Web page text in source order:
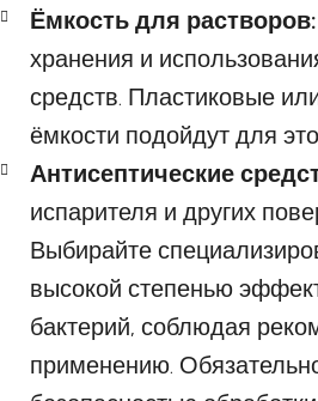
Ёмкость для растворов:
хранения и
средств. Пластиковые
ёмкости подойдут для
Антисептические
испарителя и других
Выбирайте
высокой степенью
бактерий, соблюдая
применению.